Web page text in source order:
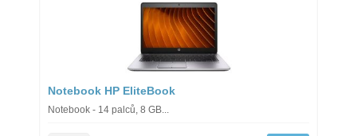
Notebook HP EliteBook
Notebook - 14 palců, 8 GB...